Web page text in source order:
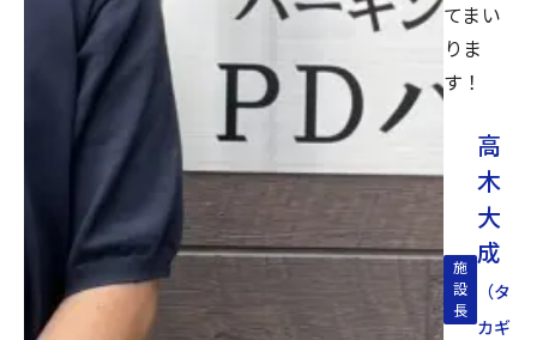
てまい
りま
す！
施
設
長
高
木
大
成
（タ
カギ